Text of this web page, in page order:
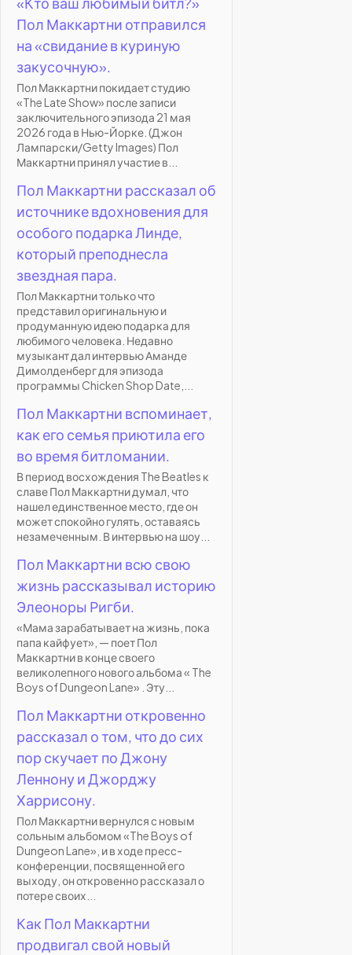
Пол Маккартни отправился
на «свидание в куриную
закусочную».
Пол Маккартни покидает студию
«The Late Show» после записи
заключительного эпизода 21 мая
2026 года в Нью-Йорке. (Джон
Лампарски/Getty Images) Пол
Маккартни принял участие в...
Пол Маккартни рассказал об
источнике вдохновения для
особого подарка Линде,
который преподнесла
звездная пара.
Пол Маккартни только что
представил оригинальную и
продуманную идею подарка для
любимого человека. Недавно
музыкант дал интервью Аманде
Димолденберг для эпизода
программы Chicken Shop Date,...
Пол Маккартни вспоминает,
как его семья приютила его
во время битломании.
В период восхождения The Beatles к
славе Пол Маккартни думал, что
нашел единственное место, где он
может спокойно гулять, оставаясь
незамеченным. В интервью на шоу...
Пол Маккартни всю свою
жизнь рассказывал историю
Элеоноры Ригби.
«Мама зарабатывает на жизнь, пока
папа кайфует», — поет Пол
Маккартни в конце своего
великолепного нового альбома « The
Boys of Dungeon Lane» . Эту...
Пол Маккартни откровенно
рассказал о том, что до сих
пор скучает по Джону
Леннону и Джорджу
Харрисону.
Пол Маккартни вернулся с новым
сольным альбомом «The Boys of
Dungeon Lane», и в ходе пресс-
конференции, посвященной его
выходу, он откровенно рассказал о
потере своих...
Как Пол Маккартни
продвигал свой новый